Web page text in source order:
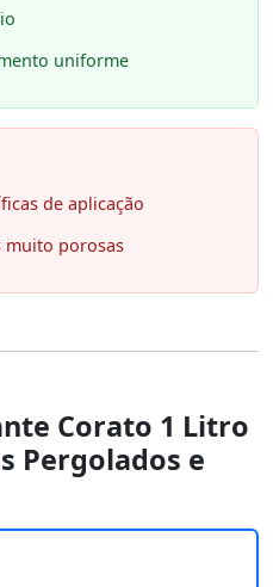
uniforme
de aplicação
muito porosas
Corato 1 Litro
Pergolados e